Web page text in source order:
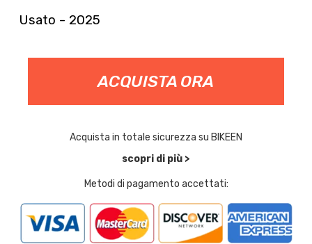
Usato - 2025
ACQUISTA ORA
Acquista in totale sicurezza su BIKEEN
scopri di più >
Metodi di pagamento accettati: